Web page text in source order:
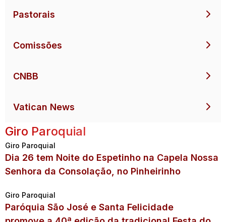
Pastorais
Comissões
CNBB
Vatican News
Giro Paroquial
Giro Paroquial
Dia 26 tem Noite do Espetinho na Capela Nossa
Senhora da Consolação, no Pinheirinho
Giro Paroquial
Paróquia São José e Santa Felicidade